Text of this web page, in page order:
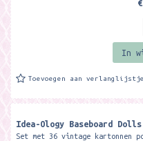
In
Toevoegen aan verlanglijstje
Idea-Ology Baseboard
Set met 36 vintage kartonnen